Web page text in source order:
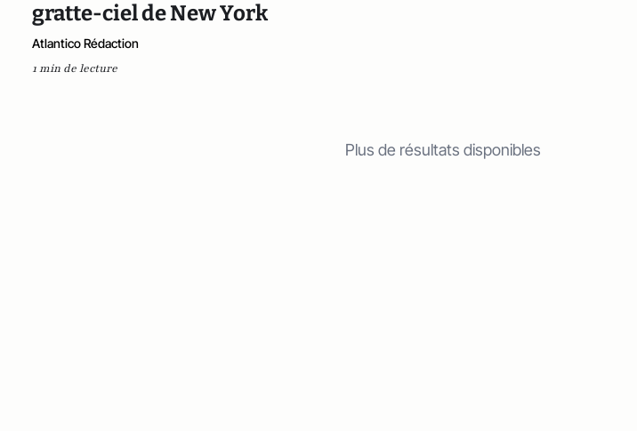
gratte-ciel de New York
Atlantico Rédaction
1 min de lecture
Plus de résultats disponibles